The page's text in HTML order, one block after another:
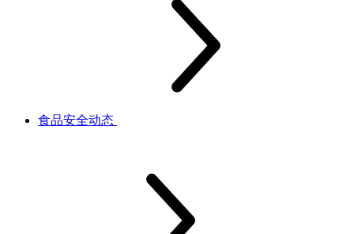
食品安全动态